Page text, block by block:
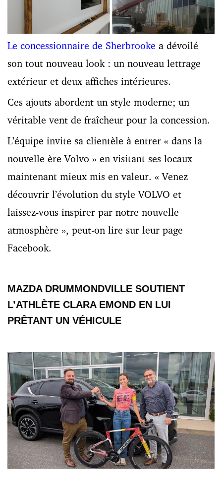
Le concessionnaire de Sherbrooke a dévoilé
son tout nouveau look : un nouveau lettrage
extérieur et deux affiches intérieures.
Ces ajouts abordent un style moderne; un
véritable vent de fraîcheur pour la concession.
L’équipe invite sa clientèle à entrer « dans la
nouvelle ère Volvo » en visitant ses locaux
maintenant mieux mis en valeur. «Venez
découvrir l’évolution du style VOLVO et
laissez-vous inspirer par notre nouvelle
atmosphère », peut-on lire sur leur page
Facebook.
MAZDA DRUMMONDVILLE SOUTIENT
L’ATHLÈTE CLARA EMOND EN LUI
PRÊTANT UN VÉHICULE